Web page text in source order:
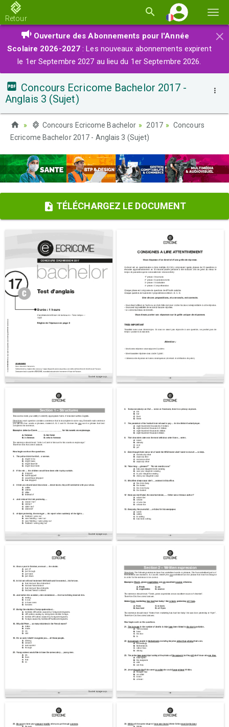
la
Retour
×
Ouverture des Abonnements pour l'Année
Scolaire 2026-2027 : Les nouveaux abonnements expirent
le 1er Septembre 2027 au lieu du 1er Septembre 2026.
Concours Ecricome Bachelor 2017 -
Anglais 3 (Sujet)
Concours Ecricome Bachelor 2017
Concours
Ecricome Bachelor 2017 - Anglais 3 (Sujet)
TÉLÉCHARGEZ LE DOCUMENT